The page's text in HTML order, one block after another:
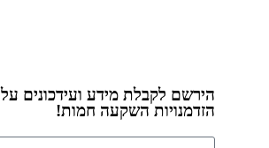
הירשם לקבלת מידע ועידכונים על
הזדמנויות השקעה חמות!